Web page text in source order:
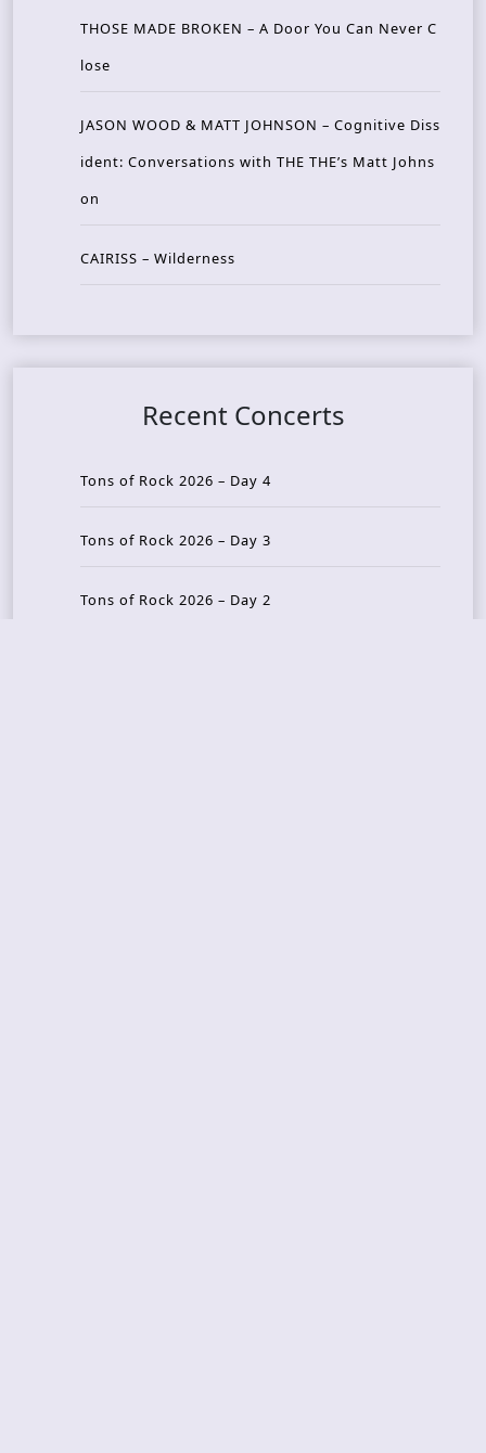
THOSE MADE BROKEN – A Door You Can Never C
lose
JASON WOOD & MATT JOHNSON – Cognitive Diss
ident: Conversations with THE THE’s Matt Johns
on
CAIRISS – Wilderness
Recent Concerts
Tons of Rock 2026 – Day 4
Tons of Rock 2026 – Day 3
Tons of Rock 2026 – Day 2